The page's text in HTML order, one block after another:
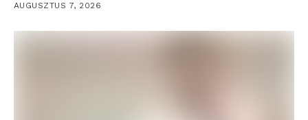
AUGUSZTUS 7, 2026